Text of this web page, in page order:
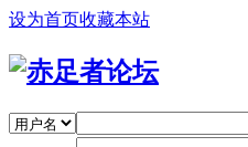
设为首页收藏本站